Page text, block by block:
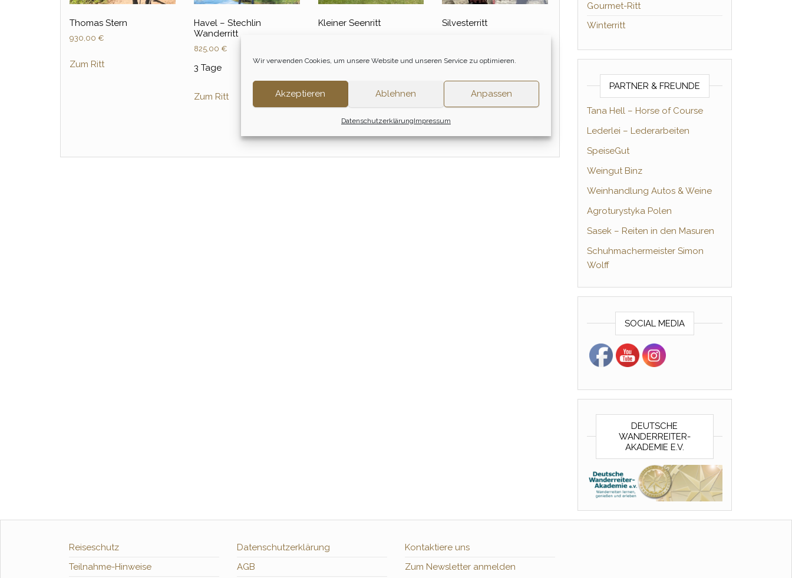
Wir verwenden Cookies, um unsere Website und unseren Service zu optimieren.
Akzeptieren Ablehnen Anpassen
DatenschutzerklärungImpressum
Thomas Stern
930,00 €
Zum Ritt
Havel – Stechlin
Wanderritt
825,00 €
3 Tage
Zum Ritt
Kleiner Seenritt
Zum Ritt
Silvesterritt
Zum Ritt
Gourmet-Ritt
Winterritt
PARTNER & FREUNDE
Tana Hell – Horse of Course
Lederlei – Lederarbeiten
SpeiseGut
Weingut Binz
Weinhandlung Autos & Weine
Agroturystyka Polen
Sasek – Reiten in den Masuren
Schuhmachermeister Simon
Wolff
SOCIAL MEDIA
DEUTSCHE
WANDERREITER-
AKADEMIE E.V.
Reiseschutz
Teilnahme-Hinweise
Datenschutzerklärung
AGB
Kontaktiere uns
Zum Newsletter anmelden